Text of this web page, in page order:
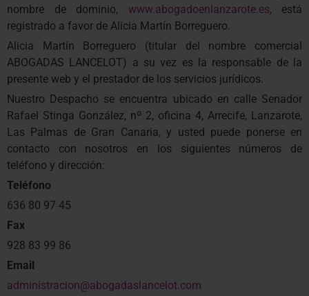
nombre de dominio, www.abogadoenlanzarote.es, está
registrado a favor de Alicia Martín Borreguero.
Alicia Martín Borreguero (titular del nombre comercial
ABOGADAS LANCELOT) a su vez es la responsable de la
presente web y el prestador de los servicios jurídicos.
Nuestro Despacho se encuentra ubicado en calle Senador
Rafael Stinga González, nº 2, oficina 4, Arrecife, Lanzarote,
Las Palmas de Gran Canaria, y usted puede ponerse en
contacto con nosotros en los siguientes números de
teléfono y dirección:
Teléfono
636 80 97 45
Fax
928 83 99 86
Email
administracion@abogadaslancelot.com